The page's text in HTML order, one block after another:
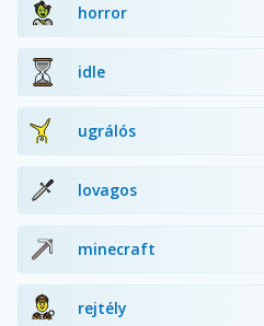
horror
idle
ugrálós
lovagos
minecraft
rejtély